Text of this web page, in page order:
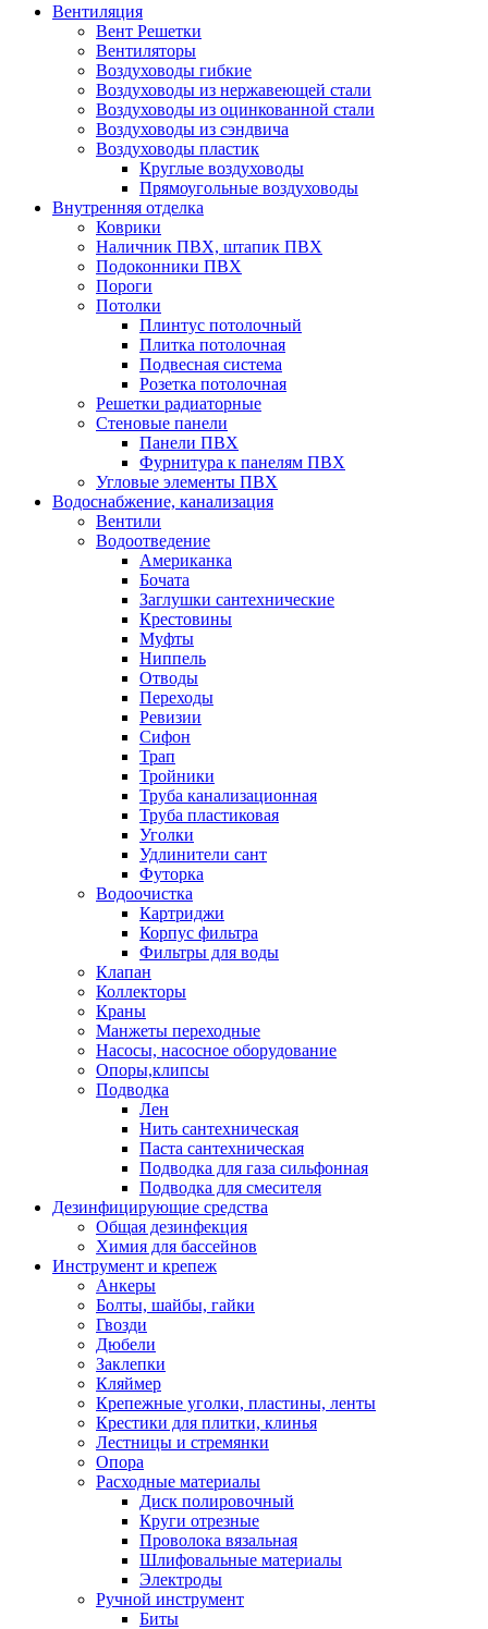
Вентиляция
Вент Решетки
Вентиляторы
Воздуховоды гибкие
Воздуховоды из нержавеющей стали
Воздуховоды из оцинкованной стали
Воздуховоды из сэндвича
Воздуховоды пластик
Круглые воздуховоды
Прямоугольные воздуховоды
Внутренняя отделка
Коврики
Наличник ПВХ, штапик ПВХ
Подоконники ПВХ
Пороги
Потолки
Плинтус потолочный
Плитка потолочная
Подвесная система
Розетка потолочная
Решетки радиаторные
Стеновые панели
Панели ПВХ
Фурнитура к панелям ПВХ
Угловые элементы ПВХ
Водоснабжение, канализация
Вентили
Водоотведение
Американка
Бочата
Заглушки сантехнические
Крестовины
Муфты
Ниппель
Отводы
Переходы
Ревизии
Сифон
Трап
Тройники
Труба канализационная
Труба пластиковая
Уголки
Удлинители сант
Футорка
Водоочистка
Картриджи
Корпус фильтра
Фильтры для воды
Клапан
Коллекторы
Краны
Манжеты переходные
Насосы, насосное оборудование
Опоры,клипсы
Подводка
Лен
Нить сантехническая
Паста сантехническая
Подводка для газа сильфонная
Подводка для смесителя
Дезинфицирующие средства
Общая дезинфекция
Химия для бассейнов
Инструмент и крепеж
Анкеры
Болты, шайбы, гайки
Гвозди
Дюбели
Заклепки
Кляймер
Крепежные уголки, пластины, ленты
Крестики для плитки, клинья
Лестницы и стремянки
Опора
Расходные материалы
Диск полировочный
Круги отрезные
Проволока вязальная
Шлифовальные материалы
Электроды
Ручной инструмент
Биты